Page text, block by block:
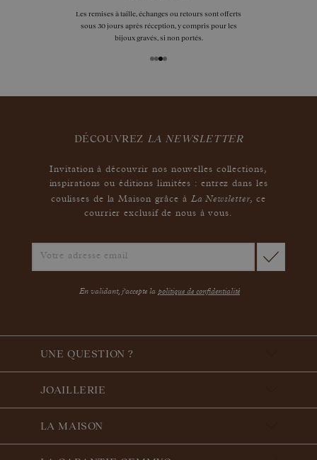
Les remises à taille, échanges ou retours sont offerts
sous 30 jours après réception, y compris pour les
bijoux gravés, si non portés.
DÉCOUVREZ LA NEWSLETTER
Invitation à découvrir nos nouvelles collections,
inspirations ou éditions limitées : entrez dans les
coulisses de la Maison grâce à La Newsletter,ce
courrier exclusif de nous à vous.
En validant, j'accepte la politique de confidentialité
UNE QUESTION ?
JOAILLERIE
LA MAISON